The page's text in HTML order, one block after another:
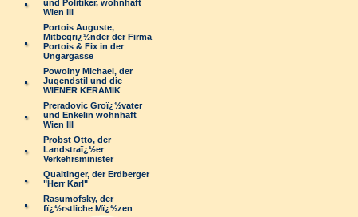
und Politiker, wohnhaft
Wien III
Portois Auguste,
Mitbegrï¿½nder der Firma
Portois & Fix in der
Ungargasse
Powolny Michael, der
Jugendstil und die
WIENER KERAMIK
Preradovic Groï¿½vater
und Enkelin wohnhaft
Wien III
Probst Otto, der
Landstraï¿½er
Verkehrsminister
Qualtinger, der Erdberger
"Herr Karl"
Rasumofsky, der
fï¿½rstliche Mï¿½zen